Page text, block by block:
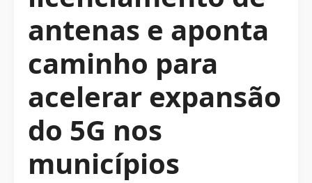
antenas e aponta
caminho para
acelerar expansão
do 5G nos
municípios